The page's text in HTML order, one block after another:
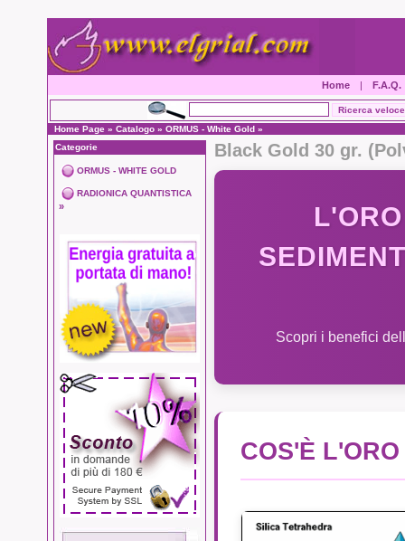
Home | F.A.Q.
Home Page » Catalogo » ORMUS - White Gold »
Categorie
ORMUS - WHITE GOLD
RADIONICA QUANTISTICA
»
Black Gold 30 gr.
Scopri i benefici
COS'È